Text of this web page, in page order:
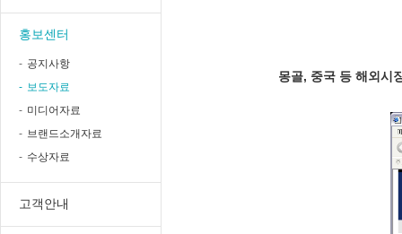
홍보센터
공지사항
보도자료
미디어자료
브랜드소개자료
수상자료
고객안내
몽골, 중국 등 해외시